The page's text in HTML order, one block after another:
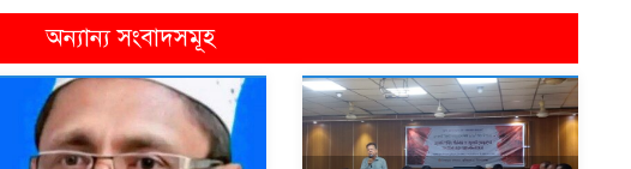
অন্যান্য সংবাদসমূহ